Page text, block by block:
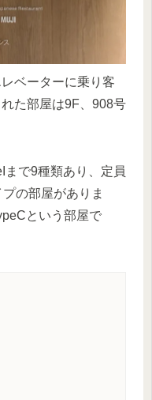
ベーターに乗り客
た部屋は9F、908号
まで9種類あり、定員
の部屋がありま
という部屋で